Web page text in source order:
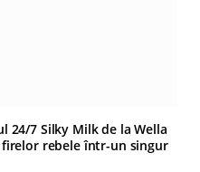
24/7 Silky Milk de la Wella
rebele într-un singur